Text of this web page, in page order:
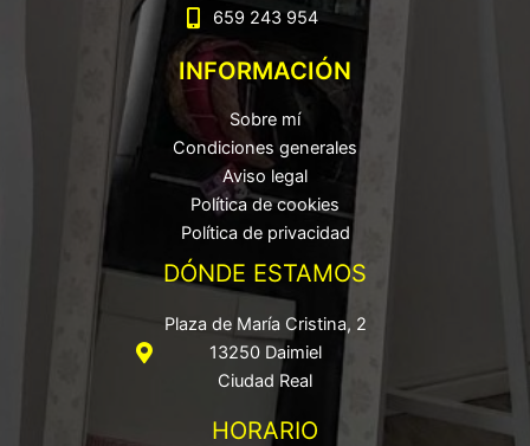
659 243 954
INFORMACIÓN
Sobre mí
Condiciones generales
Aviso legal
Política de cookies
Política de privacidad
DÓNDE ESTAMOS
Plaza de María Cristina, 2
13250 Daimiel
Ciudad Real
HORARIO